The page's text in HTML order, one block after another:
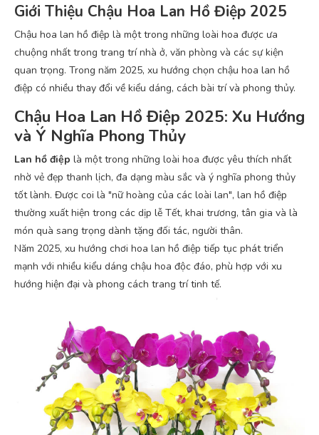
Giới Thiệu Chậu Hoa Lan Hồ Điệp 2025
Chậu hoa lan hồ điệp là một trong những loài hoa được ưa
chuộng nhất trong trang trí nhà ở, văn phòng và các sự kiện
quan trọng. Trong năm 2025, xu hướng chọn chậu hoa lan hồ
điệp có nhiều thay đổi về kiểu dáng, cách bài trí và phong thủy.
Chậu Hoa Lan Hồ Điệp 2025: Xu Hướng
và Ý Nghĩa Phong Thủy
Lan hồ điệp là một trong những loài hoa được yêu thích nhất
nhờ vẻ đẹp thanh lịch, đa dạng màu sắc và ý nghĩa phong thủy
tốt lành. Được coi là "nữ hoàng của các loài lan", lan hồ điệp
thường xuất hiện trong các dịp lễ Tết, khai trương, tân gia và là
món quà sang trọng dành tặng đối tác, người thân.
Năm 2025, xu hướng chơi hoa lan hồ điệp tiếp tục phát triển
mạnh với nhiều kiểu dáng chậu hoa độc đáo, phù hợp với xu
hướng hiện đại và phong cách trang trí tinh tế.